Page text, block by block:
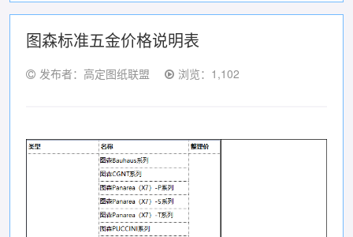
图森标准五金价格说明表
发布者：高定图纸联盟 浏览：1,102